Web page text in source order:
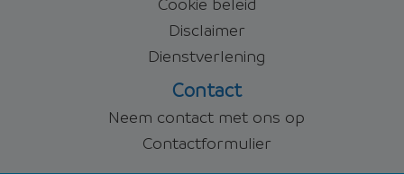
Disclaimer
Dienstverlening
Contact
Neem contact met ons op
Contactformulier